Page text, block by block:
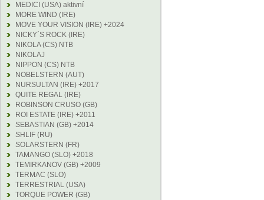
MEDICI (USA) aktivní
MORE WIND (IRE)
MOVE YOUR VISION (IRE) +2024
NICKY´S ROCK (IRE)
NIKOLA (CS) NTB
NIKOLAJ
NIPPON (CS) NTB
NOBELSTERN (AUT)
NURSULTAN (IRE) +2017
QUITE REGAL (IRE)
ROBINSON CRUSO (GB)
ROI ESTATE (IRE) +2011
SEBASTIAN (GB) +2014
SHLIF (RU)
SOLARSTERN (FR)
TAMANGO (SLO) +2018
TEMIRKANOV (GB) +2009
TERMAC (SLO)
TERRESTRIAL (USA)
TORQUE POWER (GB)